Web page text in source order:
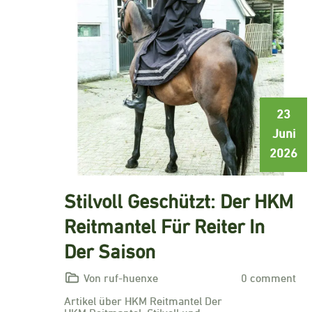
23
Juni
2026
Stilvoll Geschützt: Der HKM
Reitmantel Für Reiter In
Der Saison
Von ruf-huenxe
0 comment
Artikel über HKM Reitmantel Der